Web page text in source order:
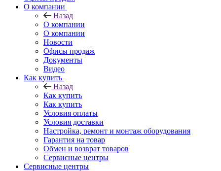
О компании
Назад
О компании
О компании
Новости
Офисы продаж
Документы
Видео
Как купить
Назад
Как купить
Как купить
Условия оплаты
Условия доставки
Настройка, ремонт и монтаж оборудования
Гарантия на товар
Обмен и возврат товаров
Сервисные центры
Сервисные центры